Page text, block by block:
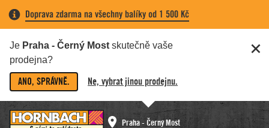
Doprava zdarma na všechny balíky od 1 500 Kč
Je Praha - Černý Most skutečně vaše
prodejna?
ANO, SPRÁVNĚ. Ne, vybrat jinou prodejnu.
Praha - Černý Most